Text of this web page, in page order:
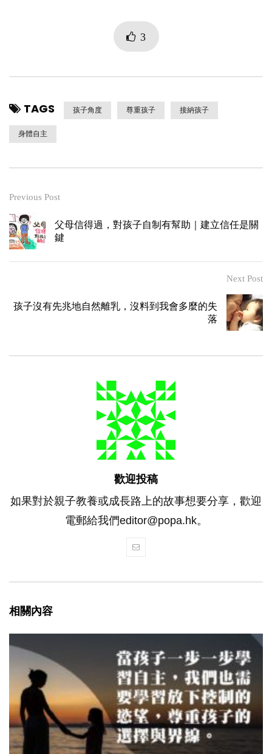
3
TAGS 孩子角度 尊重孩子 接納孩子
身體自主
Previous Post
父母信得過，對孩子自制有幫助｜建立信任是關
鍵
Next Post
孩子沒有先兆地自然離乳，沒料到我會多麼的失
落
歡迎投稿
如果對於親子教養或成長路上的故事想要分享，歡迎
電郵給我們editor@popa.hk。
相關內容